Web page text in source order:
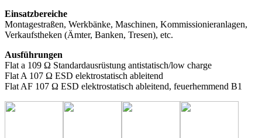
Einsatzbereiche
Montagestraßen, Werkbänke, Maschinen, Kommissionieranlagen,
Verkaufstheken (Ämter, Banken, Tresen), etc.
Ausführungen
Flat a 109 Ω Standardausrüstung antistatisch/low charge
Flat A 107 Ω ESD elektrostatisch ableitend
Flat AF 107 Ω ESD elektrostatisch ableitend, feuerhemmend B1